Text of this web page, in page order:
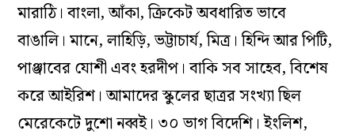
মারাঠি। বাংলা, আঁকা, ক্রিকেট অবধারিত ভাবে
বাঙালি। মানে, লাহিড়ি, ভট্টাচার্য, মিত্র। হিন্দি আর পিটি,
পাঞ্জাবের যোশী এবং হরদীপ। বাকি সব সাহেব, বিশেষ
করে আইরিশ। আমাদের স্কুলের ছাত্রর সংখ্যা ছিল
মেরেকেটে দুশো নব্বই। ৩০ ভাগ বিদেশি। ইংলিশ,